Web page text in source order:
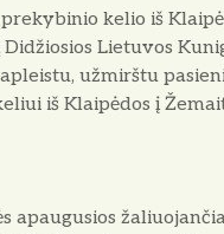
kelio iš
Lietuvos
užmirštu
iš Klaipėdos į
apau­gusios